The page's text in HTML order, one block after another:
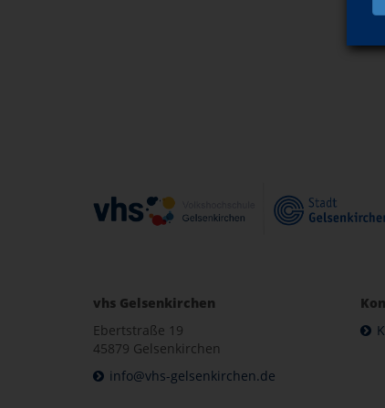
vhs Gelsenkirchen
Ebertstraße 19
45879 Gelsenkirchen
info@vhs-gelsenkirchen.de